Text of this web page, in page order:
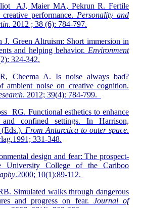
AJ, Maier MA, Pekrun R. Fertile
performance. Personality and
. 2012 ; 38 (6): 784-797.
J. Green Altruism: Short immersion in
and helping behavior. Environment
324-342.
Cheema A. Is noise always bad?
ambient noise on creative cognition.
. 2012; 39(4): 784-799.
RG. Functional esthetics to enhance
confined settings. In Harrison,
From Antarctica to outer space.
331-348.
design and fear: The prospect-
University College of the Cariboo
.2000; 10(1):89-112.
Simulated walks through dangerous
and progress on fear. Journal of